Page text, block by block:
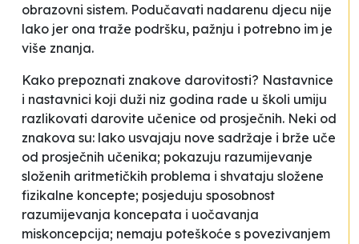
obrazovni sistem. Podučavati nadarenu djecu nije
lako jer ona traže podršku, pažnju i potrebno im je
više znanja.
Kako prepoznati znakove darovitosti? Nastavnice
i nastavnici koji duži niz godina rade u školi umiju
razlikovati darovite učenice od prosječnih. Neki od
znakova su: lako usvajaju nove sadržaje i brže uče
od prosječnih učenika; pokazuju razumijevanje
složenih aritmetičkih problema i shvataju složene
fizikalne koncepte; posjeduju sposobnost
razumijevanja koncepata i uočavanja
miskoncepcija; nemaju poteškoće s povezivanjem